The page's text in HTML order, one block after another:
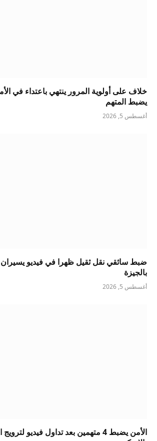
خلاف على أولوية المرور ينتهي باعتداء في
يضبط المتهم
أغسطس 5, 2026
ضبط سائقي نقل ثقيل ظهرا في فيديو
بالجيزة
أغسطس 5, 2026
الأمن يضبط 4 متهمين بعد تداول فيديو